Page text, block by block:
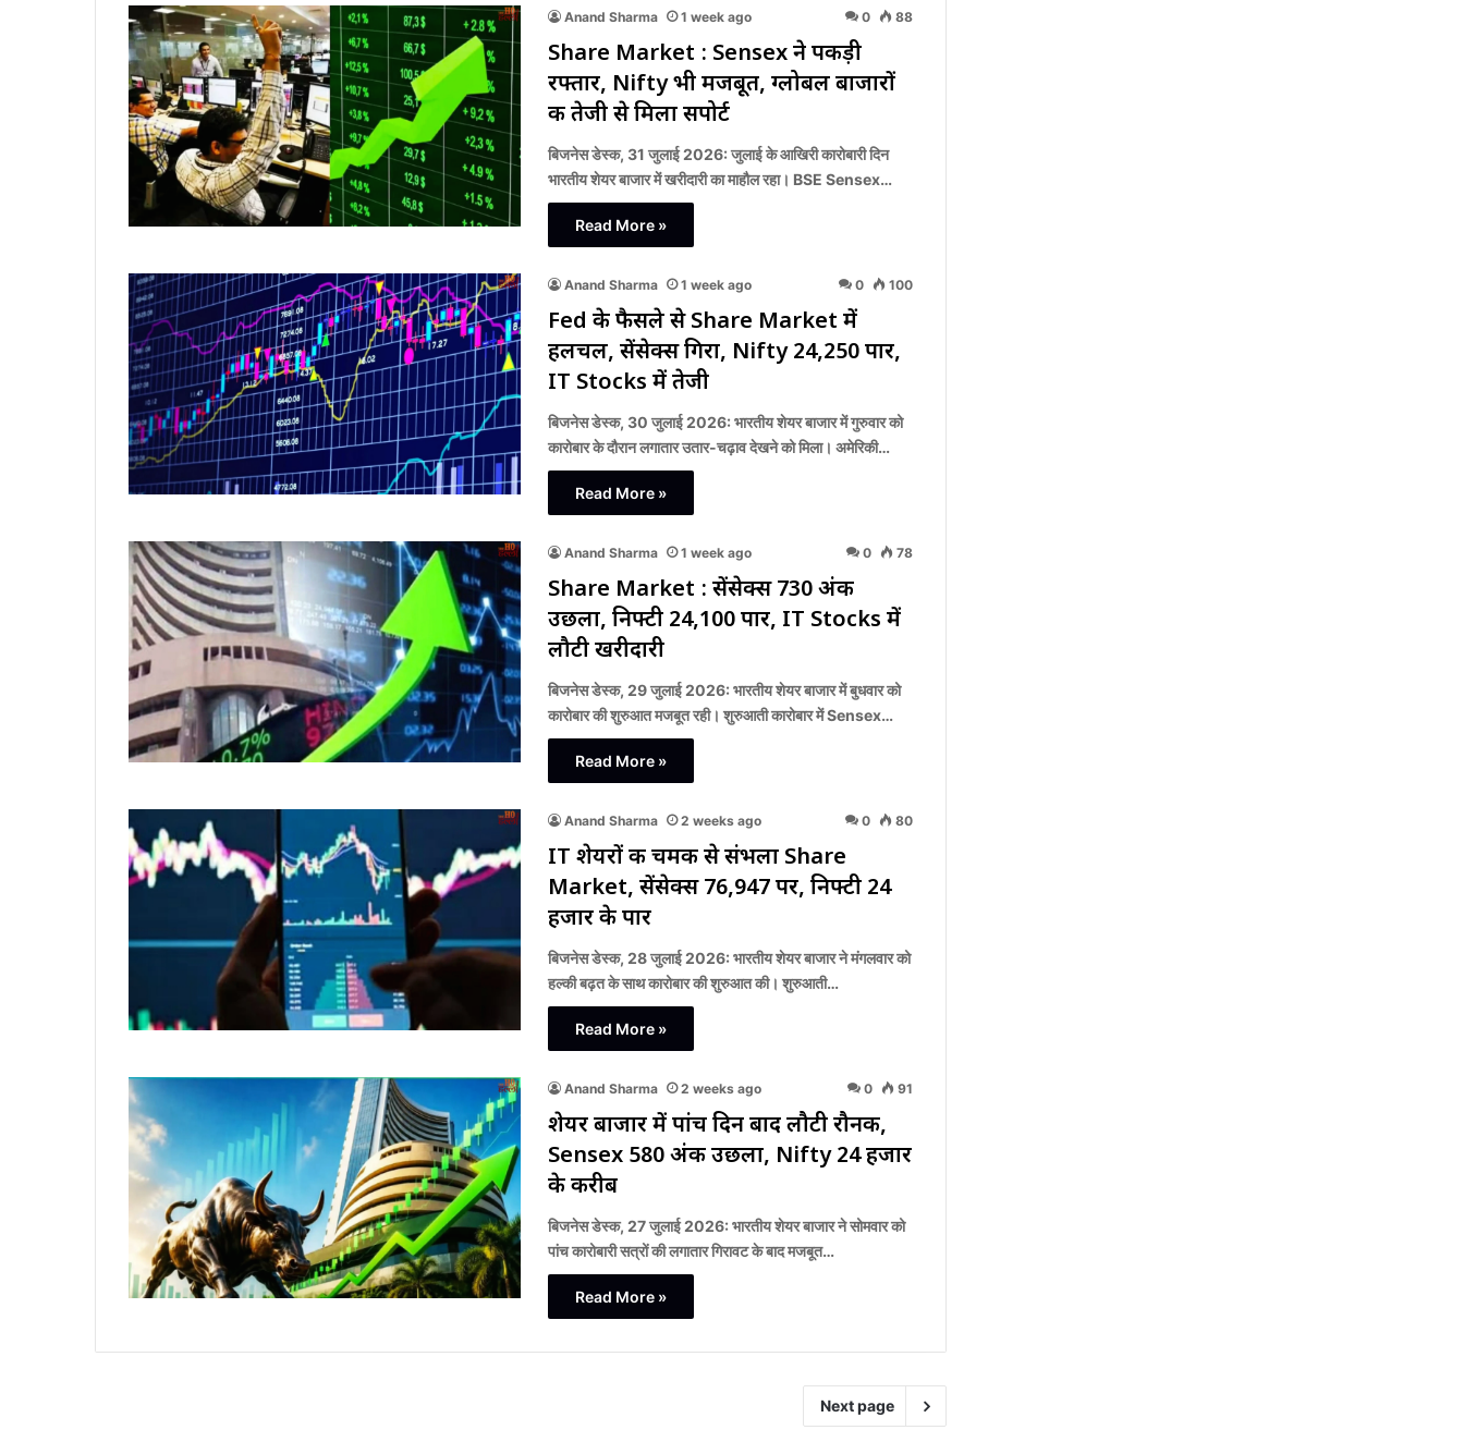
Anand Sharma 1 week ago 0 88
Share Market : Sensex ने पकड़ी
रफ्तार, Nifty भी मजबूत, ग्लोबल बाजारों
की तेजी से मिला सपोर्ट
बिजनेस डेस्क, 31 जुलाई 2026: जुलाई के आखिरी कारोबारी दिन
भारतीय शेयर बाजार में खरीदारी का माहौल रहा। BSE Sensex…
Read More »
Anand Sharma 1 week ago 0 100
Fed के फैसले से Share Market में
हलचल, सेंसेक्स गिरा, Nifty 24,250 पार,
IT Stocks में तेजी
बिजनेस डेस्क, 30 जुलाई 2026: भारतीय शेयर बाजार में गुरुवार को
कारोबार के दौरान लगातार उतार-चढ़ाव देखने को मिला। अमेरिकी…
Read More »
Anand Sharma 1 week ago 0 78
Share Market : सेंसेक्स 730 अंक
उछला, निफ्टी 24,100 पार, IT Stocks में
लौटी खरीदारी
बिजनेस डेस्क, 29 जुलाई 2026: भारतीय शेयर बाजार में बुधवार को
कारोबार की शुरुआत मजबूत रही। शुरुआती कारोबार में Sensex…
Read More »
Anand Sharma 2 weeks ago 0 80
IT शेयरों की चमक से संभला Share
Market, सेंसेक्स 76,947 पर, निफ्टी 24
हजार के पार
बिजनेस डेस्क, 28 जुलाई 2026: भारतीय शेयर बाजार ने मंगलवार को
हल्की बढ़त के साथ कारोबार की शुरुआत की। शुरुआती…
Read More »
Anand Sharma 2 weeks ago 0 91
शेयर बाजार में पांच दिन बाद लौटी रौनक,
Sensex 580 अंक उछला, Nifty 24 हजार
के करीब
बिजनेस डेस्क, 27 जुलाई 2026: भारतीय शेयर बाजार ने सोमवार को
पांच कारोबारी सत्रों की लगातार गिरावट के बाद मजबूत…
Read More »
Next page